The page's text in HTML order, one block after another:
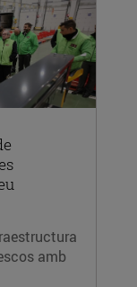
amb